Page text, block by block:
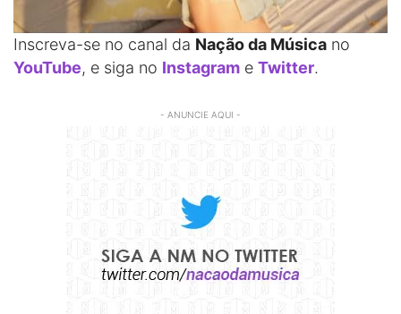
Inscreva-se no canal da Nação da Música no
YouTube, e siga no Instagram e Twitter.
- ANUNCIE AQUI -